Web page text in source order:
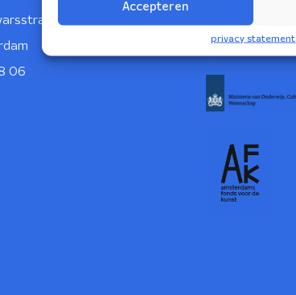
Accepteren
privacy statement
12
06